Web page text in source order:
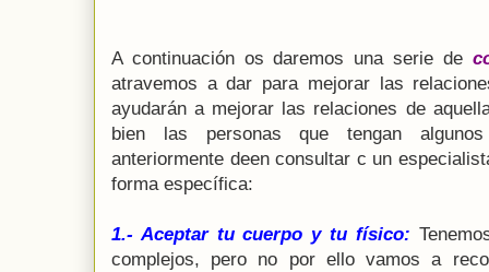
A continuación os daremos una serie de
atravemos a dar para mejorar las
ayudarán a mejorar las relaciones de
bien las personas que tengan
anteriormente deen consultar c un
forma específica:
1.- Aceptar tu cuerpo y tu físico:
complejos, pero no por ello vamos a